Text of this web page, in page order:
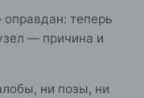
теперь
— причина и
ни позы, ни